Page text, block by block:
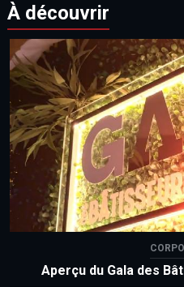
À découvrir
Aperçu du Gala des